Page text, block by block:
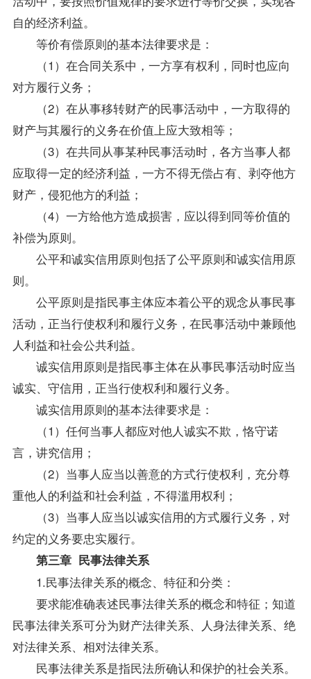
自的经济利益。
等价有偿原则的基本法律要求是：
（1）在合同关系中，一方享有权利，同时也应向
对方履行义务；
（2）在从事移转财产的民事活动中，一方取得的
财产与其履行的义务在价值上应大致相等；
（3）在共同从事某种民事活动时，各方当事人都
应取得一定的经济利益，一方不得无偿占有、剥夺他方
财产，侵犯他方的利益；
（4）一方给他方造成损害，应以得到同等价值的
补偿为原则。
公平和诚实信用原则包括了公平原则和诚实信用原
则。
公平原则是指民事主体应本着公平的观念从事民事
活动，正当行使权利和履行义务，在民事活动中兼顾他
人利益和社会公共利益。
诚实信用原则是指民事主体在从事民事活动时应当
诚实、守信用，正当行使权利和履行义务。
诚实信用原则的基本法律要求是：
（1）任何当事人都应对他人诚实不欺，恪守诺
言，讲究信用；
（2）当事人应当以善意的方式行使权利，充分尊
重他人的利益和社会利益，不得滥用权利；
（3）当事人应当以诚实信用的方式履行义务，对
约定的义务要忠实履行。
第三章 民事法律关系
1.民事法律关系的概念、特征和分类：
要求能准确表述民事法律关系的概念和特征；知道
民事法律关系可分为财产法律关系、人身法律关系、绝
对法律关系、相对法律关系。
民事法律关系是指民法所确认和保护的社会关系。